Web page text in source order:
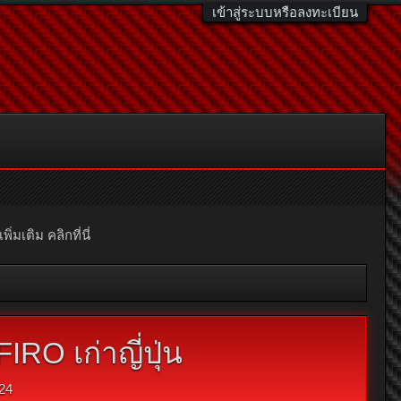
เข้าสู่ระบบหรือลงทะเบียน
พิ่มเติม คลิกที่นี่
เก่าญี่ปุ่น